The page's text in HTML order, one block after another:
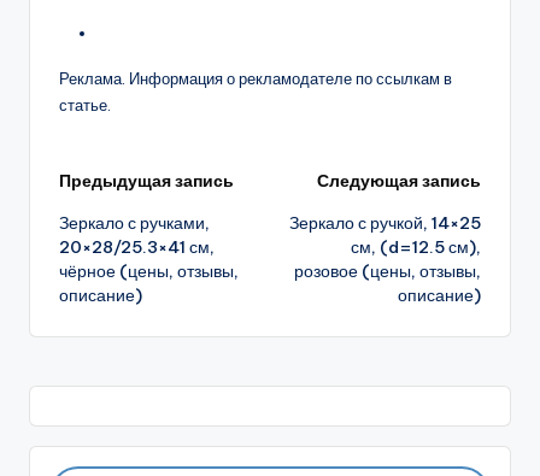
Реклама. Информация о рекламодателе по ссылкам в
статье.
Навигация
записи
Предыдущая запись
Зеркало с ручками,
20×28/25.3×41 см,
чёрное (цены, отзывы,
описание)
Следующая запись
Зеркало с ручкой, 14×25
см, (d=12.5 см),
розовое (цены, отзывы,
описание)